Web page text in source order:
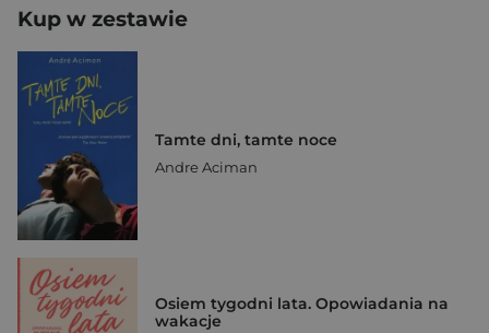
Kup w zestawie
Tamte dni, tamte noce
Andre Aciman
Osiem tygodni lata. Opowiadania na
wakacje